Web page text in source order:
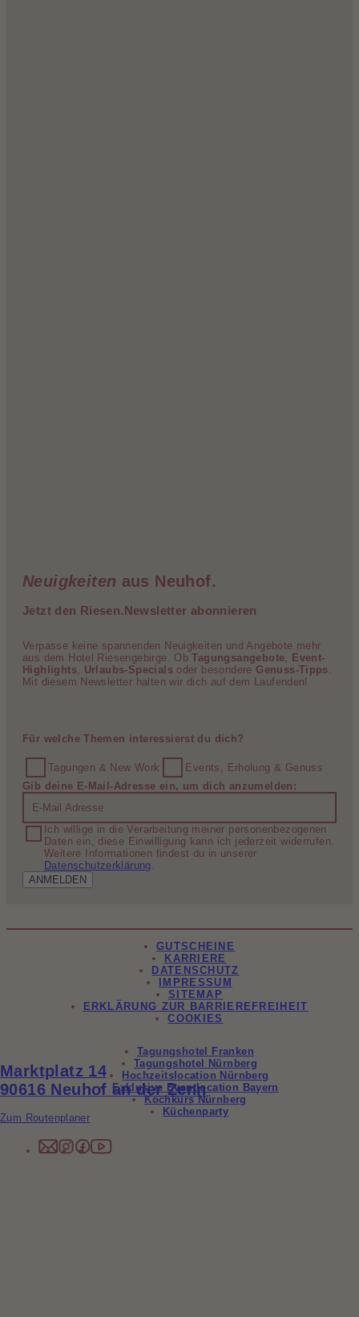
Marktplatz 14
90616 Neuhof an der Zenn
Zum Routenplaner
Neuigkeiten aus Neuhof.
Jetzt den Riesen.Newsletter abonnieren
Verpasse keine spannenden Neuigkeiten und Angebote mehr
aus dem Hotel Riesengebirge. ObTagungsangebote,
Event-
Highlights, Urlaubs-Specialsoder besondere Genuss-Tipps.
Mit diesem Newsletter halten wir dich auf dem Laufenden!
Für welche Themen interessierst du dich?
Tagungen & New Work
Events, Erholung & Genuss
Gib deine E-Mail-Adresse ein, um dich anzumelden:
Ich willige in die Verarbeitung meiner personenbezogenen
Daten ein, diese Einwilligung kann ich jederzeit widerrufen.
Weitere Informationen findest du in unserer
Datenschutzerklärung.
ANMELDEN
GUTSCHEINE
KARRIERE
DATENSCHUTZ
IMPRESSUM
SITEMAP
ERKLÄRUNG ZUR BARRIEREFREIHEIT
COOKIES
Tagungshotel Franken
Tagungshotel Nürnberg
Hochzeitslocation Nürnberg
Exklusive Eventlocation Bayern
Kochkurs Nürnberg
Küchenparty